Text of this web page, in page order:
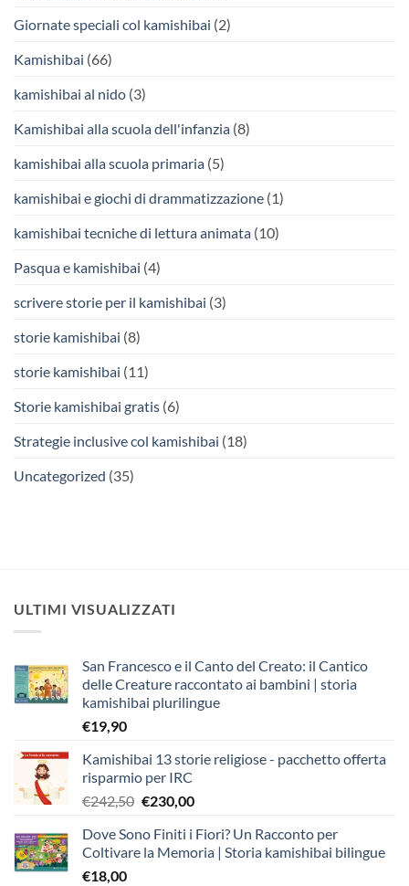
Giornate speciali col kamishibai (2)
Kamishibai (66)
kamishibai al nido (3)
Kamishibai alla scuola dell'infanzia (8)
kamishibai alla scuola primaria (5)
kamishibai e giochi di drammatizzazione (1)
kamishibai tecniche di lettura animata (10)
Pasqua e kamishibai (4)
scrivere storie per il kamishibai (3)
storie kamishibai (8)
storie kamishibai (11)
Storie kamishibai gratis (6)
Strategie inclusive col kamishibai (18)
Uncategorized (35)
ULTIMI VISUALIZZATI
San Francesco e il Canto del Creato: il Cantico
delle Creature raccontato ai bambini | storia
kamishibai plurilingue
€19,90
Kamishibai 13 storie religiose - pacchetto offerta
risparmio per IRC
€242,50 Il
originale
era:
€230,00Il
attuale
è:
Dove Sono Finiti i Fiori? Un Racconto per
Coltivare la Memoria | Storia kamishibai bilingue
€18,00